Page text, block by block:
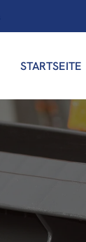
STARTSEITE